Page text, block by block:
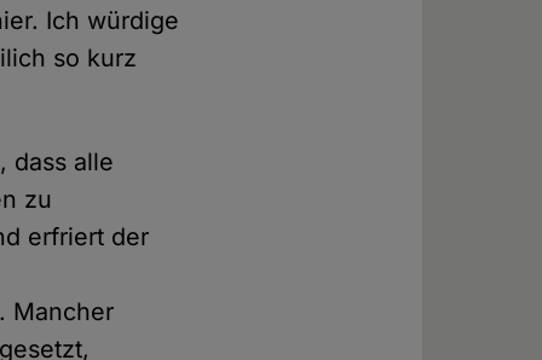
Ich würdige
so kurz
dass alle
zu
erfriert der
Mancher